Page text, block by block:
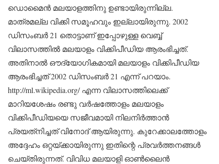
ഡൊമൈന്‍ മലയാളത്തിനു ഉണ്ടായിരുന്നില്ല.
മാത്രമല്ല വിക്കി സമൂഹവും ഇല്ലായിരുന്നു. 2002
ഡിസംബര്‍ 21 തൊട്ടാണ് ഇപ്പോഴുള്ള വെബ്ബ്
വിലാസത്തില്‍ മലയാളം വിക്കിപീഡിയ ആരംഭിച്ചത്.
അതിനാല്‍ ഔദ്യോഗികമായി മലയാളം വിക്കിപീഡിയ
ആരംഭിച്ചത് 2002 ഡിസംബര്‍ 21 എന്ന് പറയാം.
http://ml.wikipedia.org/ എന്ന വിലാസത്തിലെക്ക്
മാറിയശേഷം രണ്ടു വര്‍ഷത്തോളം മലയാളം
വിക്കിപീഡിയയെ സജീവമായി നിലനിര്‍ത്താന്‍
പ്രയത്‌നിച്ചത് വിനോദ് ആയിരുന്നു. കുറേക്കാലത്തോളം
അദ്ദേഹം ഒറ്റയ്ക്കായിരുന്നു ഇതിന്റെ പ്രവര്‍ത്തനങ്ങള്‍
ചെയ്തിരുന്നത്. വിവിധ മലയാളി ഓണ്‍ലൈന്‍